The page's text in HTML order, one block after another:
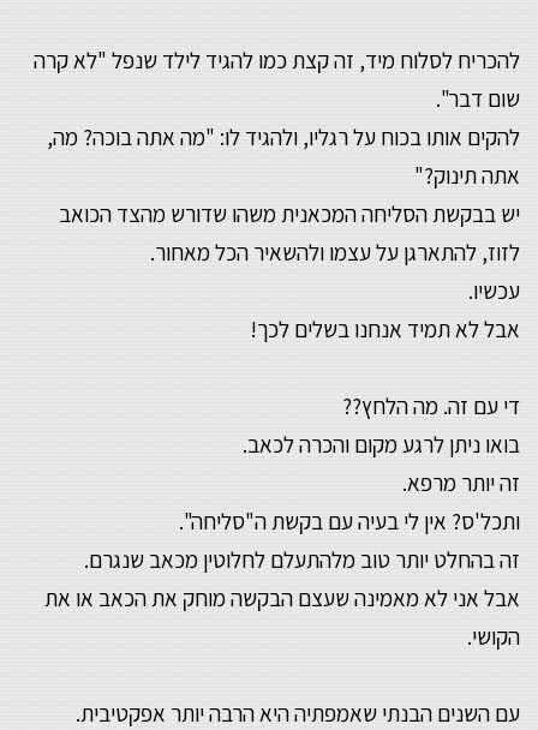
להכריח לסלוח מיד, זה קצת כמו להגיד לילד שנפל "לא קרה
שום דבר".
להקים אותו בכוח על רגליו, ולהגיד לו: "מה אתה בוכה? מה,
אתה תינוק?"
יש בבקשת הסליחה המכאנית משהו שדורש מהצד הכואב
לזוז, להתארגן על עצמו ולהשאיר הכל מאחור.
עכשיו.
אבל לא תמיד אנחנו בשלים לכך!
די עם זה. מה הלחץ??
בואו ניתן לרגע מקום והכרה לכאב.
זה יותר מרפא.
ותכל'ס? אין לי בעיה עם בקשת ה"סליחה".
זה בהחלט יותר טוב מלהתעלם לחלוטין מכאב שנגרם.
אבל אני לא מאמינה שעצם הבקשה מוחק את הכאב או את
הקושי.
עם השנים הבנתי שאמפתיה היא הרבה יותר אפקטיבית.